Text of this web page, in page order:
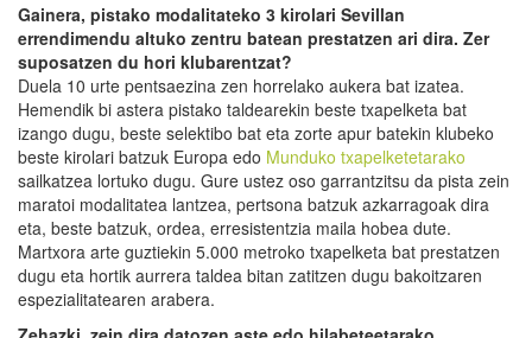
Gainera, pistako modalitateko 3 kirolari Sevillan
errendimendu altuko zentru batean prestatzen ari dira. Zer
suposatzen du hori klubarentzat?
Duela 10 urte pentsaezina zen horrelako aukera bat izatea.
Hemendik bi astera pistako taldearekin beste txapelketa bat
izango dugu, beste selektibo bat eta zorte apur batekin klubeko
beste kirolari batzuk Europa edo Munduko txapelketetarako
sailkatzea lortuko dugu. Gure ustez oso garrantzitsu da pista zein
maratoi modalitatea lantzea, pertsona batzuk azkarragoak dira
eta, beste batzuk, ordea, erresistentzia maila hobea dute.
Martxora arte guztiekin 5.000 metroko txapelketa bat prestatzen
dugu eta hortik aurrera taldea bitan zatitzen dugu bakoitzaren
espezialitatearen arabera.